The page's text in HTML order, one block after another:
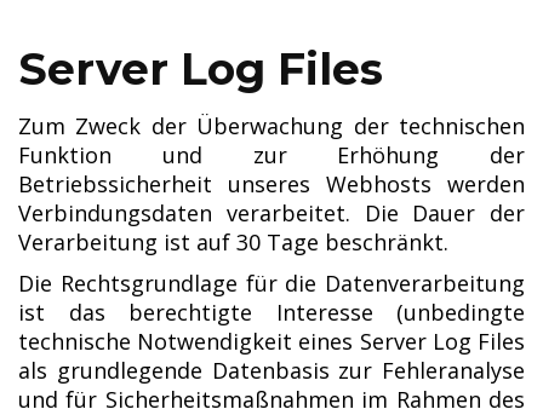
Server Log Files
Zum Zweck der Überwachung der technischen
Funktion und zur Erhöhung der
Betriebssicherheit unseres Webhosts werden
Verbindungsdaten verarbeitet. Die Dauer der
Verarbeitung ist auf 30 Tage beschränkt.
Die Rechtsgrundlage für die Datenverarbeitung
ist das berechtigte Interesse (unbedingte
technische Notwendigkeit eines Server Log Files
als grundlegende Datenbasis zur Fehleranalyse
und für Sicherheitsmaßnahmen im Rahmen des